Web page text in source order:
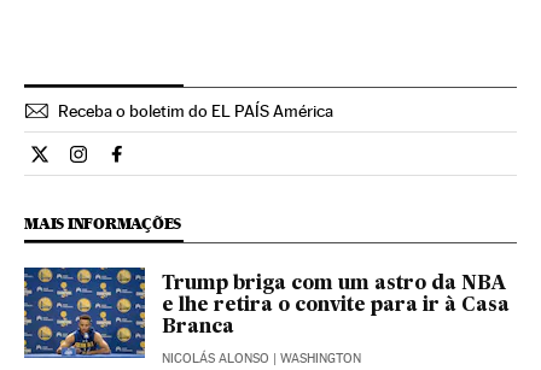
Receba o boletim do EL PAÍS América
Internacional El País Brasil en Twitter
Internacional El País Brasil en Instagram
Internacional El País Brasil en Facebook
MAIS INFORMAÇÕES
Trump briga com um astro da NBA
e lhe retira o convite para ir à Casa
Branca
NICOLÁS ALONSO | WASHINGTON